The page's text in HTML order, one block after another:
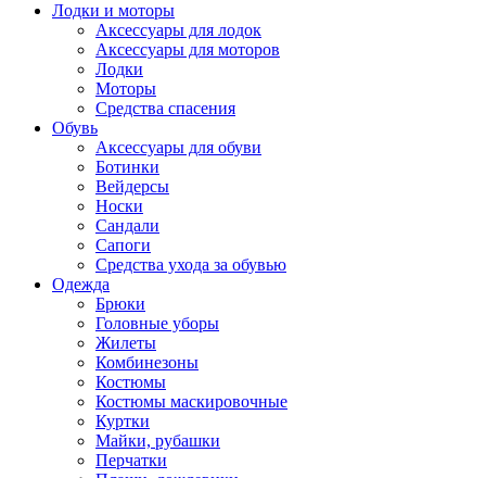
Лодки и моторы
Аксессуары для лодок
Аксессуары для моторов
Лодки
Моторы
Средства спасения
Обувь
Аксессуары для обуви
Ботинки
Вейдерсы
Носки
Сандали
Сапоги
Средства ухода за обувью
Одежда
Брюки
Головные уборы
Жилеты
Комбинезоны
Костюмы
Костюмы маскировочные
Куртки
Майки, рубашки
Перчатки